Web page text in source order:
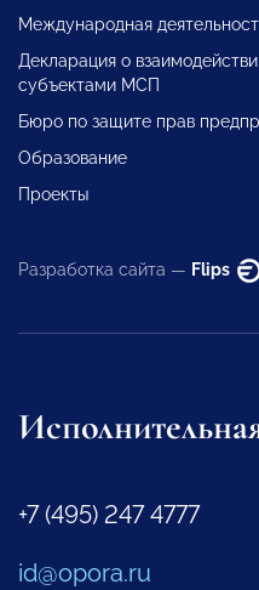
Международная
Декларация о
субъектами МСП
Бюро по защите прав
Образование
Проекты
Разработка сайта — Flips
+7 (495) 247 4777
id@opora.ru